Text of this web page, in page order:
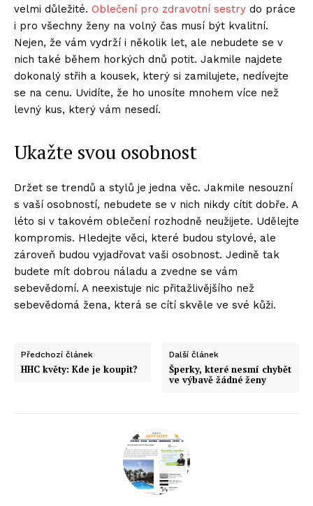
velmi důležité. Oblečení pro zdravotní sestry do práce
i pro všechny ženy na volný čas musí být kvalitní.
Nejen, že vám vydrží i několik let, ale nebudete se v
nich také během horkých dnů potit. Jakmile najdete
dokonalý střih a kousek, který si zamilujete, nedívejte
se na cenu. Uvidíte, že ho unosíte mnohem více než
levný kus, který vám nesedí.
Ukažte svou osobnost
Držet se trendů a stylů je jedna věc. Jakmile nesouzní
s vaší osobností, nebudete se v nich nikdy cítit dobře. A
léto si v takovém oblečení rozhodně neužijete. Udělejte
kompromis. Hledejte věci, které budou stylové, ale
zároveň budou vyjadřovat vaši osobnost. Jedině tak
budete mít dobrou náladu a zvedne se vám
sebevědomí. A neexistuje nic přitažlivějšího než
sebevědomá žena, která se cítí skvěle ve své kůži.
Předchozí článek
HHC květy: Kde je koupit?
Další článek
Šperky, které nesmí chybět
ve výbavě žádné ženy